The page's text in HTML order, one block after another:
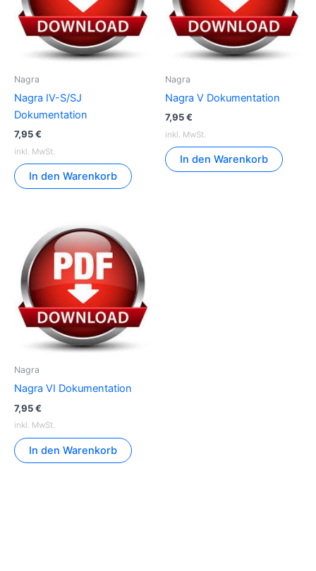
Nagra
Nagra IV-S/SJ
Dokumentation
7,95€
inkl. MwSt.
In den Warenkorb
Nagra
Nagra V Dokumentation
7,95€
inkl. MwSt.
In den Warenkorb
Nagra
Nagra VI Dokumentation
7,95€
inkl. MwSt.
In den Warenkorb